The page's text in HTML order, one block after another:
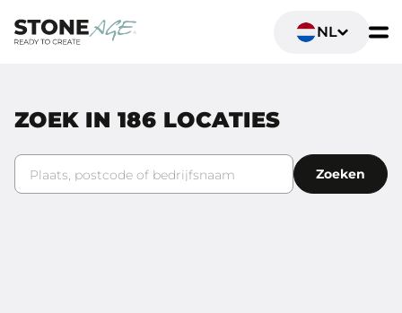
NL
ZOEK IN 186 LOCATIES
Plaats, postcode of bedrijfsnaam
Zoeken